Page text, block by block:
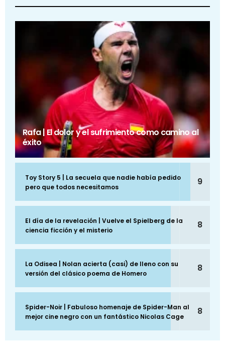
Rafa | El dolor y el sufrimiento como camino al
éxito
Toy Story 5 | La secuela que nadie había pedido
pero que todos necesitamos
9
El día de la revelación | Vuelve el Spielberg de la
ciencia ficción y el misterio
8
La Odisea | Nolan acierta (casi) de lleno con su
versión del clásico poema de Homero
8
Spider-Noir | Fabuloso homenaje de Spider-Man al
mejor cine negro con un fantástico Nicolas Cage
8